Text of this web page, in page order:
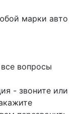
марки авто
вопросы
- звоните или